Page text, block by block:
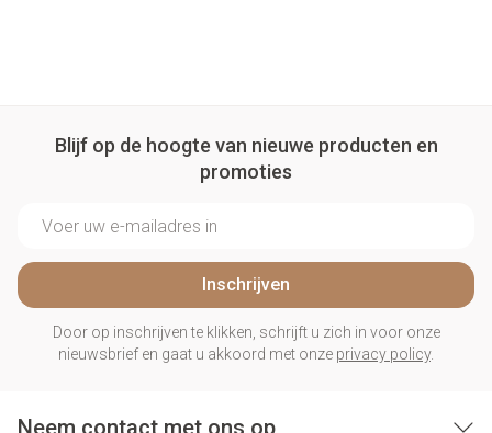
Blijf op de hoogte van nieuwe producten en
promoties
Inschrijven
Door op inschrijven te klikken, schrijft u zich in voor onze
nieuwsbrief en gaat u akkoord met onze privacy policy.
Neem contact met ons op